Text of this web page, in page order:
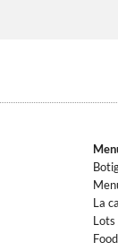
La
Lots